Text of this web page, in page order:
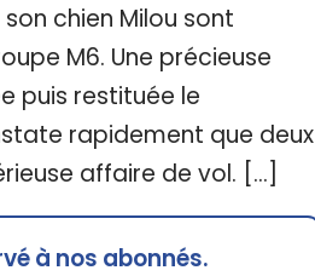
chien Milou sont
M6. Une précieuse
puis restituée le
rapidement que deux
affaire de vol. […]
à nos abonnés.